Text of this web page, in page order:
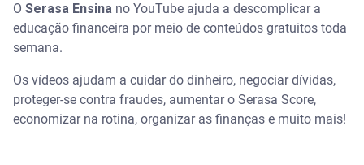
O Serasa Ensina no YouTube ajuda a descomplicar a
educação financeira por meio de conteúdos gratuitos toda
semana.
Os vídeos ajudam a cuidar do dinheiro, negociar dívidas,
proteger-se contra fraudes, aumentar o Serasa Score,
economizar na rotina, organizar as finanças e muito mais!